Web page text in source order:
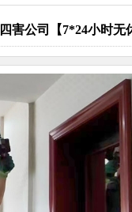
害公司【7*24小时无